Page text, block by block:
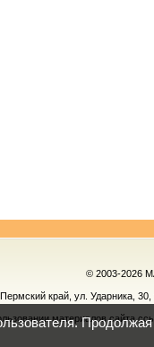
© 2003-2026
край, ул. Ударника,
материалов сайта